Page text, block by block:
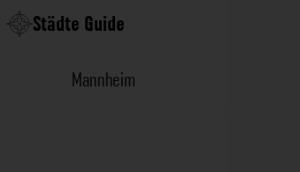
Städte Guide
Mannheim